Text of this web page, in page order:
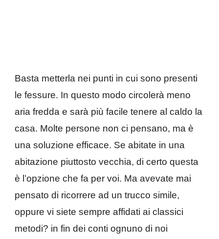
Basta metterla nei punti in cui sono presenti
le fessure. In questo modo circolerà meno
aria fredda e sarà più facile tenere al caldo la
casa. Molte persone non ci pensano, ma è
una soluzione efficace. Se abitate in una
abitazione piuttosto vecchia, di certo questa
è l’opzione che fa per voi. Ma avevate mai
pensato di ricorrere ad un trucco simile,
oppure vi siete sempre affidati ai classici
metodi? in fin dei conti ognuno di noi